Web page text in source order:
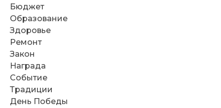
Бюджет
Образование
Здоровье
Ремонт
Закон
Награда
Событие
Традиции
День Победы